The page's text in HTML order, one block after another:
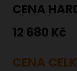
CENA
12 680 Kč
CENA